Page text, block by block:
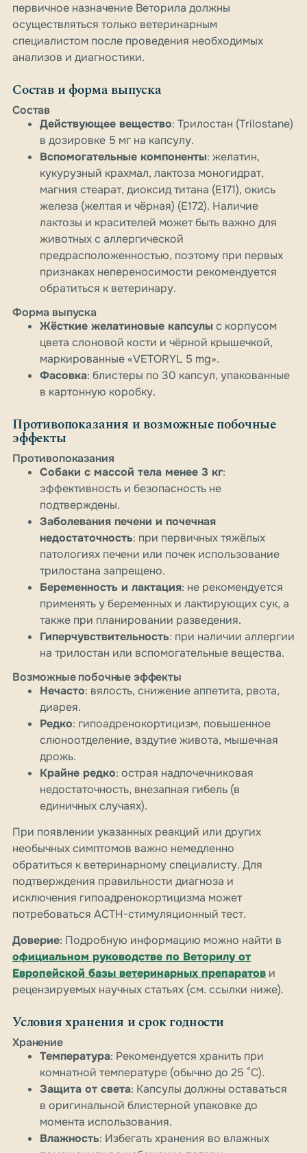
первичное назначение Веторила должны
осуществляться только ветеринарным
специалистом после проведения необходимых
анализов и диагностики.
Состав и форма выпуска
Состав
Действующее вещество: Трилостан (Trilostane)
в дозировке 5 мг на капсулу.
Вспомогательные компоненты: желатин,
кукурузный крахмал, лактоза моногидрат,
магния стеарат, диоксид титана (E171), окись
железа (желтая и чёрная) (E172). Наличие
лактозы и красителей может быть важно для
животных с аллергической
предрасположенностью, поэтому при первых
признаках непереносимости рекомендуется
обратиться к ветеринару.
Форма выпуска
Жёсткие желатиновые капсулы с корпусом
цвета слоновой кости и чёрной крышечкой,
маркированные «VETORYL 5 mg».
Фасовка: блистеры по 30 капсул, упакованные
в картонную коробку.
Противопоказания и возможные побочные
эффекты
Противопоказания
Собаки с массой тела менее 3 кг:
эффективность и безопасность не
подтверждены.
Заболевания печени и почечная
недостаточность: при первичных тяжёлых
патологиях печени или почек использование
трилостана запрещено.
Беременность и лактация: не рекомендуется
применять у беременных и лактирующих сук, а
также при планировании разведения.
Гиперчувствительность: при наличии аллергии
на трилостан или вспомогательные вещества.
Возможные побочные эффекты
Нечасто: вялость, снижение аппетита, рвота,
диарея.
Редко: гипоадренокортицизм, повышенное
слюноотделение, вздутие живота, мышечная
дрожь.
Крайне редко: острая надпочечниковая
недостаточность, внезапная гибель (в
единичных случаях).
При появлении указанных реакций или других
необычных симптомов важно немедленно
обратиться к ветеринарному специалисту. Для
подтверждения правильности диагноза и
исключения гипоадренокортицизма может
потребоваться ACTH-стимуляционный тест.
Доверие: Подробную информацию можно найти в
официальном руководстве по Веторилу от
Европейской базы ветеринарных препаратов и
рецензируемых научных статьях (см. ссылки ниже).
Условия хранения и срок годности
Хранение
Температура: Рекомендуется хранить при
комнатной температуре (обычно до 25 °C).
Защита от света: Капсулы должны оставаться
в оригинальной блистерной упаковке до
момента использования.
Влажность: Избегать хранения во влажных